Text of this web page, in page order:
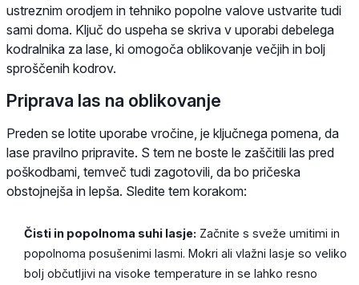
ustreznim orodjem in tehniko popolne valove ustvarite tudi
sami doma. Ključ do uspeha se skriva v uporabi debelega
kodralnika za lase, ki omogoča oblikovanje večjih in bolj
sproščenih kodrov.
Priprava las na oblikovanje
Preden se lotite uporabe vročine, je ključnega pomena, da
lase pravilno pripravite. S tem ne boste le zaščitili las pred
poškodbami, temveč tudi zagotovili, da bo pričeska
obstojnejša in lepša. Sledite tem korakom:
Čisti in popolnoma suhi lasje: Začnite s sveže umitimi in
popolnoma posušenimi lasmi. Mokri ali vlažni lasje so veliko
bolj občutljivi na visoke temperature in se lahko resno